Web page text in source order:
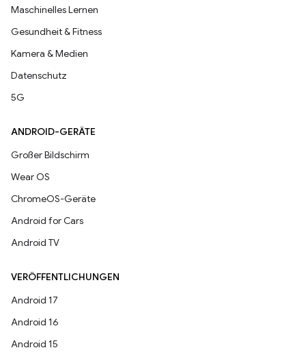
Maschinelles Lernen
Gesundheit & Fitness
Kamera & Medien
Datenschutz
5G
ANDROID-GERÄTE
Großer Bildschirm
Wear OS
ChromeOS-Geräte
Android for Cars
Android TV
VERÖFFENTLICHUNGEN
Android 17
Android 16
Android 15